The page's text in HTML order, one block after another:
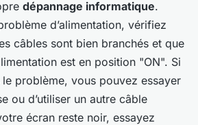
dépannage informatique.
d’alimentation, vérifiez
câbles sont bien branchés et que
est en position "ON". Si
problème, vous pouvez essayer
ou d’utiliser un autre câble
écran reste noir, essayez